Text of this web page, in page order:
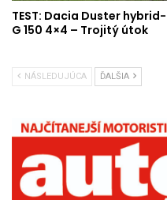
TEST: Dacia Duster hybrid-
G 150 4×4 – Trojitý útok
NÁSLEDUJÚCA ĎALŠIA